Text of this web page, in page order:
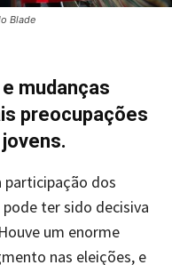
Blade
mudanças
preocupações
participação dos
ter sido decisiva
um enorme
nas eleições, e